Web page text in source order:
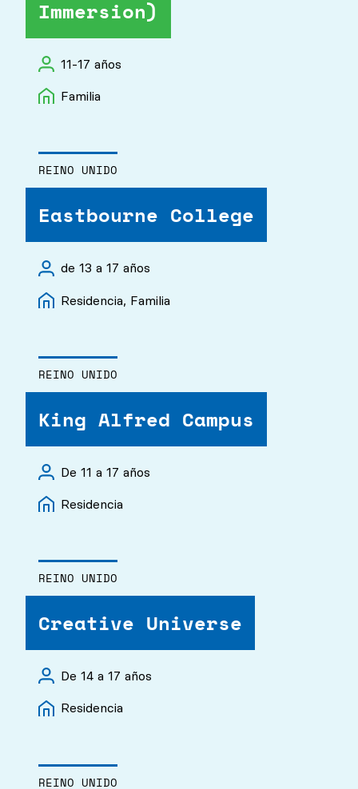
Familia, Residencia
Cabañas
Académico
Deportes
Young Adults
Música
Zoología
Ocio
Immersion)
11-17 años
Familia
REINO UNIDO
Eastbourne College
de 13 a 17 años
Residencia, Familia
REINO UNIDO
King Alfred Campus
De 11 a 17 años
Residencia
REINO UNIDO
Creative Universe
De 14 a 17 años
Residencia
REINO UNIDO